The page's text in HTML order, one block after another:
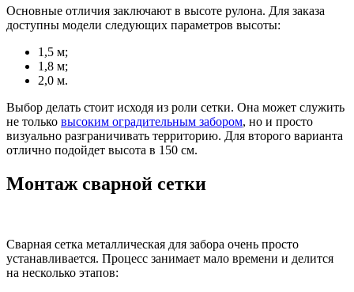
Основные отличия заключают в высоте рулона. Для заказа
доступны модели следующих параметров высоты:
1,5 м;
1,8 м;
2,0 м.
Выбор делать стоит исходя из роли сетки. Она может служить
не только высоким оградительным забором, но и просто
визуально разграничивать территорию. Для второго варианта
отлично подойдет высота в 150 см.
Монтаж сварной сетки
Сварная сетка металлическая для забора очень просто
устанавливается. Процесс занимает мало времени и делится
на несколько этапов: